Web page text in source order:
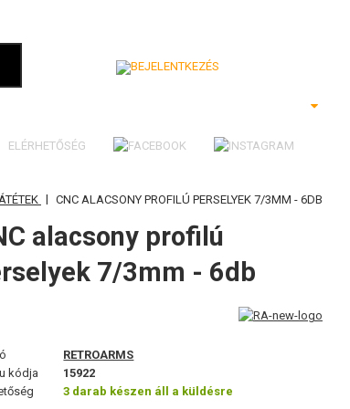
ELÉRHETŐSÉG
| CNC ALACSONY PROFILÚ PERSELYEK 7/3MM - 6DB
alacsony profilú
7/3mm - 6db
RETROARMS
kódja
15922
3 darab készen áll a küldésre